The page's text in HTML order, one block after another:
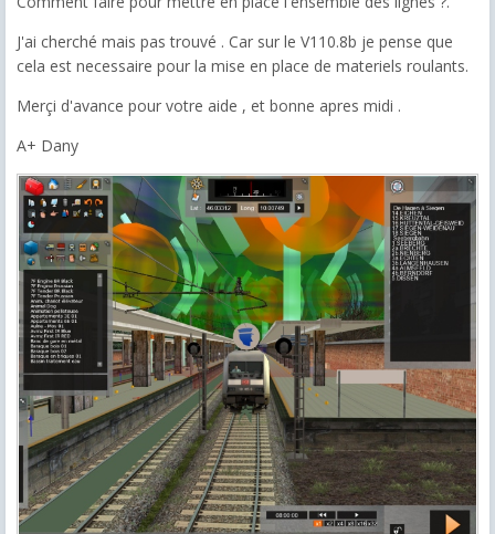
J'ai cherché mais pas trouvé . Car sur le V110.8b je pense que
cela est necessaire pour la mise en place de materiels roulants.
Merçi d'avance pour votre aide , et bonne apres midi .
A+ Dany